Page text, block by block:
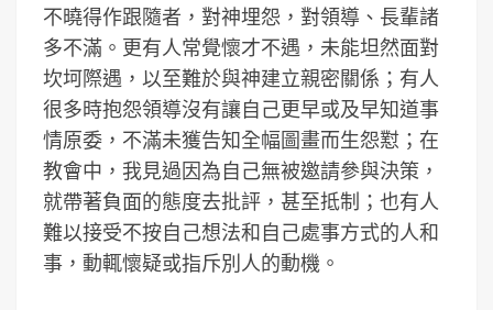
不曉得作跟隨者，對神埋怨，對領導、長輩諸
多不滿。更有人常覺懷才不遇，未能坦然面對
坎坷際遇，以至難於與神建立親密關係；有人
很多時抱怨領導沒有讓自己更早或及早知道事
情原委，不滿未獲告知全幅圖畫而生怨懟；在
教會中，我見過因為自己無被邀請參與決策，
就帶著負面的態度去批評，甚至抵制；也有人
難以接受不按自己想法和自己處事方式的人和
事，動輒懷疑或指斥別人的動機。